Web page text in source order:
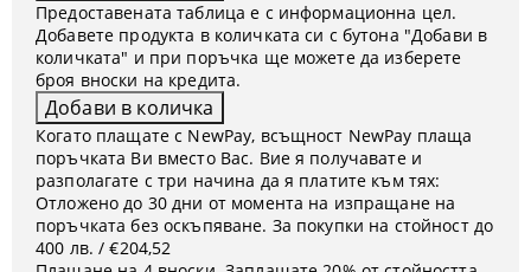
Предоставената таблица е с информационна цел.
Добавете продукта в количката си с бутона "Добави в
количката" и при поръчка ще можете да изберете
броя вноски на кредита.
Когато плащате с NewPay, всъщност NewPay плаща
поръчката Ви вместо Вас. Вие я получавате и
разполагате с три начина да я платите към тях:
Отложено до 30 дни от момента на изпращане на
поръчката без оскъпяване. За покупки на стойност до
400 лв. / €204,52